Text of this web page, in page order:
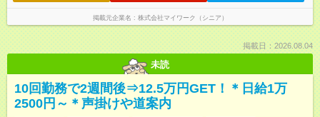
掲載元企業名 株式会社マイワーク（シニア）
掲載日：2026.08.04
未読
10回勤務で2週間後⇒12.5万円GET！＊日給1万
2500円～＊声掛けや道案内